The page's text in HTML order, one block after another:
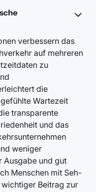
verbessern das
auf mehreren
zu
die
Wartezeit
transparente
und das
weniger
Ausgabe und gut
Menschen mit Seh-
Beitrag zur